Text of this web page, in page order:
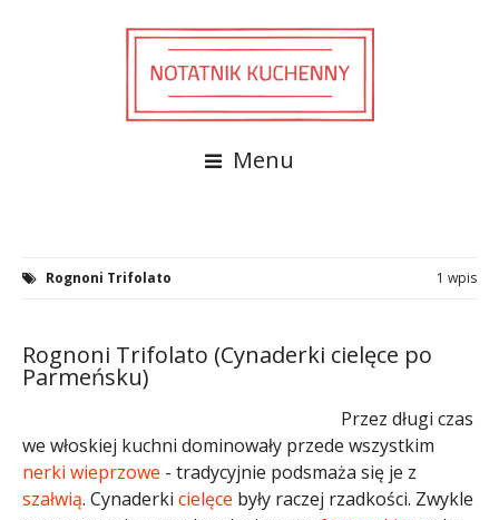
Menu
Rognoni Trifolato 1 wpis
Rognoni Trifolato (Cynaderki cielęce po
Parmeńsku)
Przez długi czas
we włoskiej kuchni dominowały przede wszystkim
nerki wieprzowe - tradycyjnie podsmaża się je z
szałwią. Cynaderki cielęce były raczej rzadkości. Zwykle